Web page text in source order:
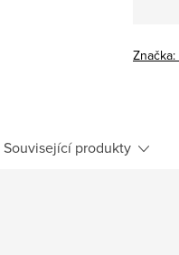
Značka:
Související produkty